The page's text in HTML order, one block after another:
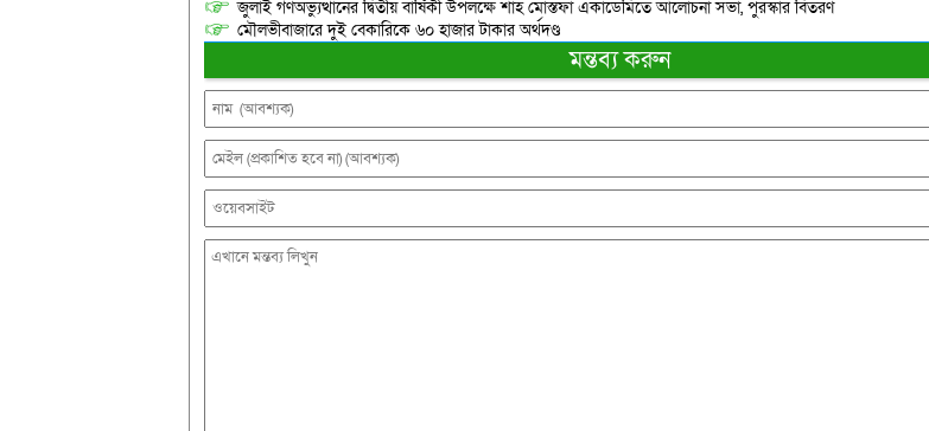
জুলাই গণঅভ্যুত্থানের দ্বিতীয় বার্ষিকী উপলক্ষে শাহ মোস্তফা একাডেমিতে আলোচনা সভা, পুরস্কার বিতরণ
মৌলভীবাজারে দুই বেকারিকে ৬০ হাজার টাকার অর্থদণ্ড
মন্তব্য করুন